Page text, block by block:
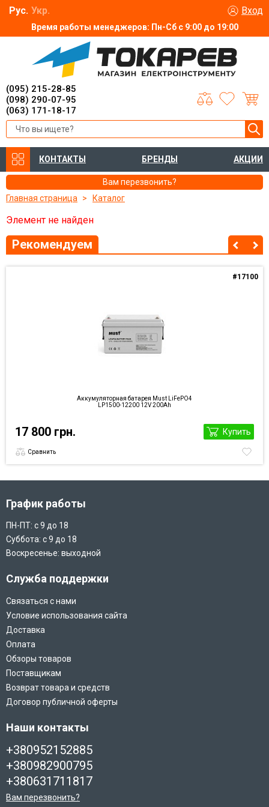
Время работы менеджеров: Пн-Сб с 9:00 до 19:00
Рус. Укр. Вход
(095) 215-28-85
(098) 290-07-95
(063) 171-18-17
КОНТАКТЫ БРЕНДЫ АКЦИИ
Вам перезвонить?
Главная страница
Каталог
Элемент не найден
Рекомендуем
#17100
Аккумуляторная батарея Must LiFePO4
LP1500-12200 12V 200Ah
17 800 грн. Купить
Сравнить
График работы
ПН-ПТ: с 9 до 18
Суббота: с 9 до 18
Воскресенье: выходной
Служба поддержки
Связаться с нами
Условие использования сайта
Доставка
Оплата
Обзоры товаров
Поставщикам
Возврат товара и средств
Договор публичной оферты
Наши контакты
+380952152885
+380982900795
+380631711817
Вам перезвонить?